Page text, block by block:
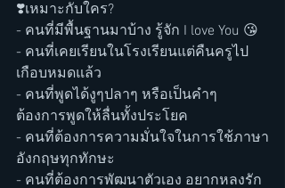
❣️เหมาะกับใคร?
- คนที่มีพื้นฐานมาบ้าง รู้จัก I love You 😘
- คนที่เคยเรียนในโรงเรียนแต่คืนครูไป
เกือบหมดแล้ว
- คนที่พูดได้งูๆปลาๆ หรือเป็นคำๆ
ต้องการพูดให้ลื่นทั้งประโยค
- คนที่ต้องการความมั่นใจในการใช้ภาษา
อังกฤษทุกทักษะ
- คนที่ต้องการพัฒนาตัวเอง อยากหลงรัก